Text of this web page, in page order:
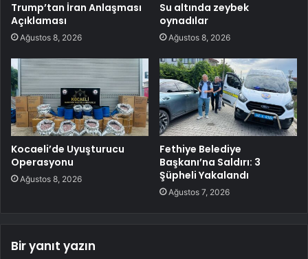
Trump’tan İran Anlaşması
Açıklaması
Ağustos 8, 2026
Su altında zeybek
oynadılar
Ağustos 8, 2026
Kocaeli’de Uyuşturucu
Operasyonu
Ağustos 8, 2026
Fethiye Belediye
Başkanı’na Saldırı: 3
Şüpheli Yakalandı
Ağustos 7, 2026
Bir yanıt yazın